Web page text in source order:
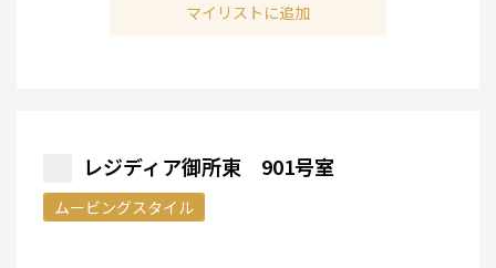
マイリストに追加
レジディア御所東 901号室
ムービングスタイル